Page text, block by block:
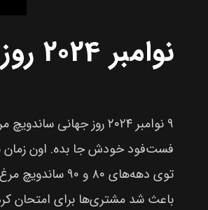
9 نوامبر 2024 روز جهانی ساندویچ مرغ
فست‌فود خودش جا بده. اون زمان
باعث شد مشتری‌ها برای امتحان